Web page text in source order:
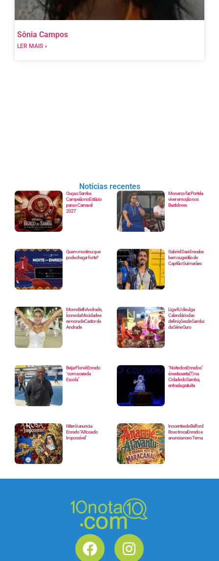
Sônia Campos
LER MAIS »
Notícias recentes
Ouça o Samba
Campeão no Estácio
para o Carnaval
2027
Monarco faz Portela
viver emoção nos
Bastidores
Quem mostrou que
pode chegar forte?
Gabriel David recebe
bem sugestão de
Capitão Guimarães
Morre Beth Andrade,
Ícone da Mocidade e
ex-nora de Castor de
Andrade
Liga-RJ divulga
Calendário das
definições de Samba
da Série Ouro
Beija-Flor vê Enredo
“com a cara da
Escola”
“Noite dos Enredos”
é nesta sexta(7) na
Cidade do Samba,
entrada gratuita
Niterói anuncia
Enredo “A Rosa do
Impossível”
Inocentes de Belford
Roxo troca Enredo e
anuncia novo Tema